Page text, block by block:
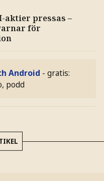
aktier pressas –
för
Android - gratis:
podd